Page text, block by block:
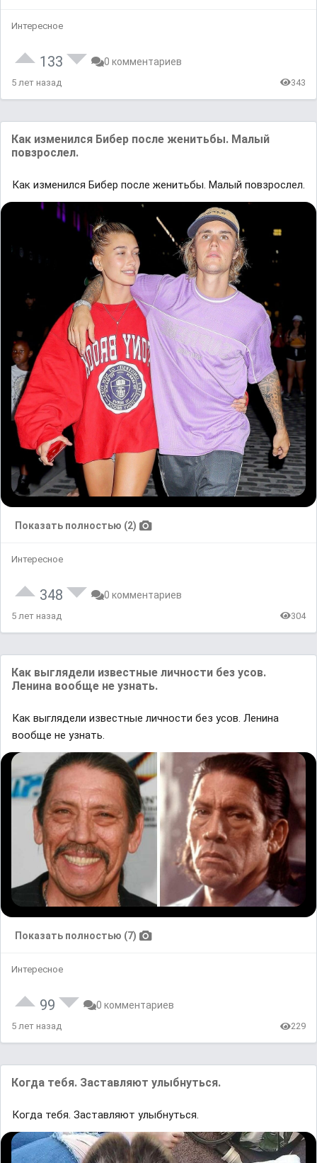
Интересное
133 0 комментариев
5 лет назад 343
Как изменился Бибер после женитьбы. Малый
повзрослел.
Как изменился Бибер после женитьбы. Малый повзрослел.
Показать полностью (2)
Интересное
348 0 комментариев
5 лет назад 304
Как выглядели известные личности без усов.
Ленина вообще не узнать.
Как выглядели известные личности без усов. Ленина
вообще не узнать.
Показать полностью (7)
Интересное
99 0 комментариев
5 лет назад 229
Когда тебя. Заставляют улыбнуться.
Когда тебя. Заставляют улыбнуться.